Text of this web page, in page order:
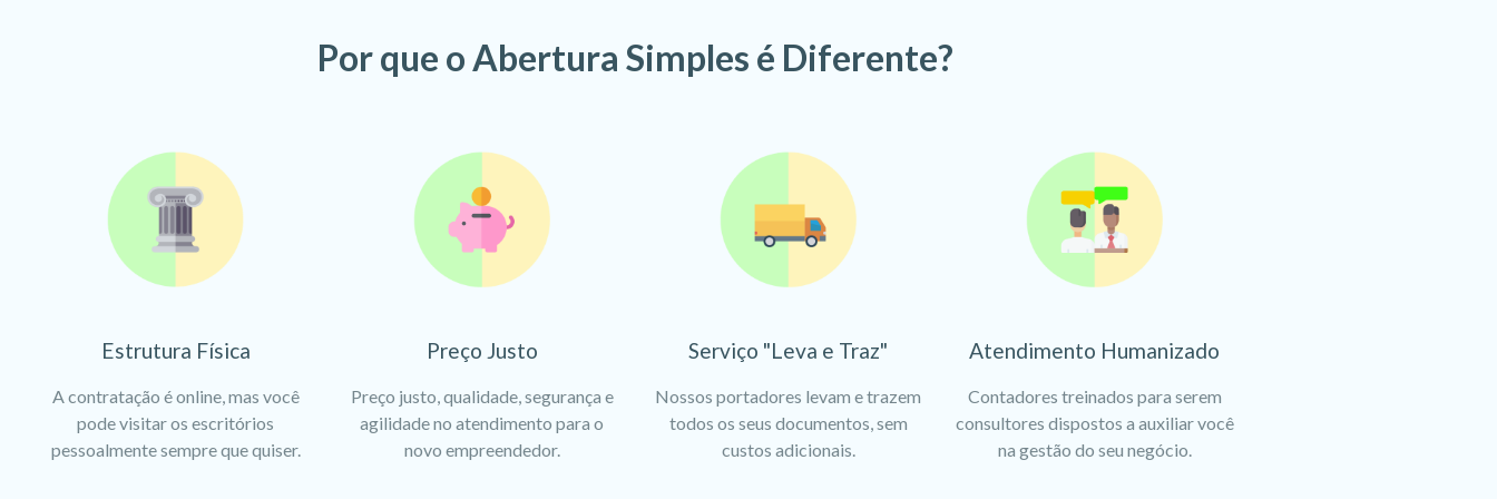
Por que o Abertura Simples é Diferente?
Estrutura Física
A contratação é online, mas você
pode visitar os escritórios
pessoalmente sempre que quiser.
Preço Justo
Preço justo, qualidade, segurança e
agilidade no atendimento para o
novo empreendedor.
Serviço "Leva e Traz"
Nossos portadores levam e trazem
todos os seus documentos, sem
custos adicionais.
Atendimento Humanizado
Contadores treinados para serem
consultores dispostos a auxiliar você
na gestão do seu negócio.